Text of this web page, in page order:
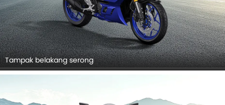
Tampak belakang serong